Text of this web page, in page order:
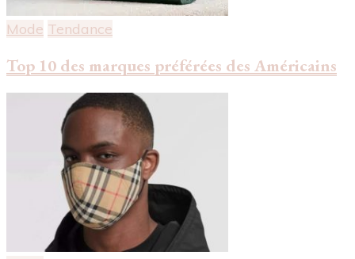
Mode Tendance
Top 10 des marques préférées des Américains